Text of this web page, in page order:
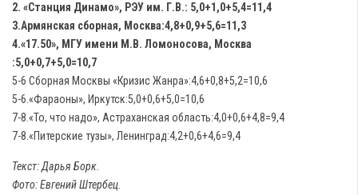
2. «Станция Динамо», РЭУ им. Г.В.: 5,0+1,0+5,4=11,4
3.Армянская сборная, Москва:4,8+0,9+5,6=11,3
4.«17.50», МГУ имени М.В. Ломоносова, Москва
:5,0+0,7+5,0=10,7
5-6 Сборная Москвы «Кризис Жанра»:4,6+0,8+5,2=10,6
5-6.«Фараоны», Иркутск:5,0+0,6+5,0=10,6
7-8.«То, что надо», Астраханская область:4,0+0,6+4,8=9,4
7-8.«Питерские тузы», Ленинград:4,2+0,6+4,6=9,4
Текст: Дарья Борк.
Фото: Евгений Штербец.